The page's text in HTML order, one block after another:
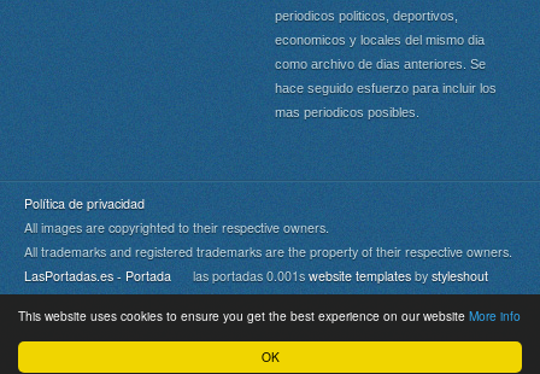
OK
This website uses cookies to ensure you get the best experience on our website More info
periodicos politicos, deportivos,
economicos y locales del mismo dia
como archivo de dias anteriores. Se
hace seguido esfuerzo para incluir los
mas periodicos posibles.
Política de privacidad
All images are copyrighted to their respective owners.
All trademarks and registered trademarks are the property of their respective owners.
LasPortadas.es - Portada las portadas 0.001s website templates by styleshout